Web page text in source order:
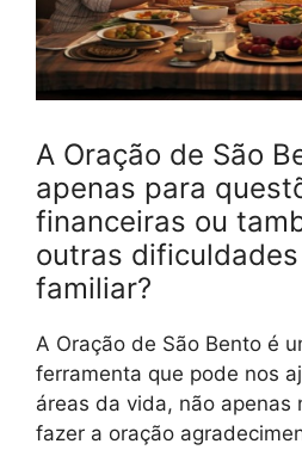
A Oração de São
apenas para
financeiras ou
outras
familiar?
A Oração de São Bento é
ferramenta que pode nos
áreas da vida, não apenas
fazer a oração